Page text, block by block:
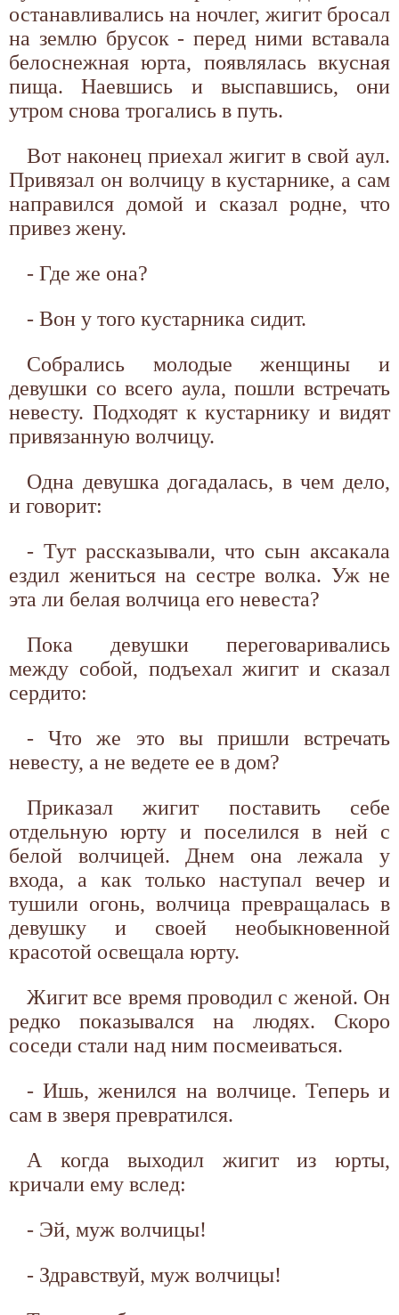
останавливались на ночлег, жигит бросал
на землю брусок - перед ними вставала
белоснежная юрта, появлялась вкусная
пища. Наевшись и выспавшись, они
утром снова трогались в путь.
Вот наконец приехал жигит в свой аул.
Привязал он волчицу в кустарнике, а сам
направился домой и сказал родне, что
привез жену.
- Где же она?
- Вон у того кустарника сидит.
Собрались молодые женщины и
девушки со всего аула, пошли встречать
невесту. Подходят к кустарнику и видят
привязанную волчицу.
Одна девушка догадалась, в чем дело,
и говорит:
- Тут рассказывали, что сын аксакала
ездил жениться на сестре волка. Уж не
эта ли белая волчица его невеста?
Пока девушки переговаривались
между собой, подъехал жигит и сказал
сердито:
- Что же это вы пришли встречать
невесту, а не ведете ее в дом?
Приказал жигит поставить себе
отдельную юрту и поселился в ней с
белой волчицей. Днем она лежала у
входа, а как только наступал вечер и
тушили огонь, волчица превращалась в
девушку и своей необыкновенной
красотой освещала юрту.
Жигит все время проводил с женой. Он
редко показывался на людях. Скоро
соседи стали над ним посмеиваться.
- Ишь, женился на волчице. Теперь и
сам в зверя превратился.
А когда выходил жигит из юрты,
кричали ему вслед:
- Эй, муж волчицы!
- Здравствуй, муж волчицы!